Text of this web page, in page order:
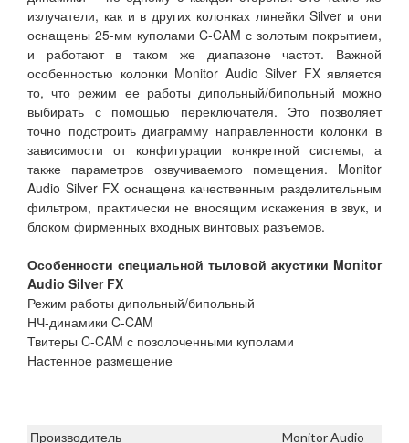
излучатели, как и в других колонках линейки Silver и они
оснащены 25-мм куполами C-CAM с золотым покрытием,
и работают в таком же диапазоне частот. Важной
особенностью колонки Monitor Audio Silver FX является
то, что режим ее работы дипольный/бипольный можно
выбирать с помощью переключателя. Это позволяет
точно подстроить диаграмму направленности колонки в
зависимости от конфигурации конкретной системы, а
также параметров озвучиваемого помещения. Monitor
Audio Silver FX оснащена качественным разделительным
фильтром, практически не вносящим искажения в звук, и
блоком фирменных входных винтовых разъемов.
Особенности специальной тыловой акустики Monitor
Audio Silver FX
Режим работы дипольный/бипольный
НЧ-динамики C-CAM
Твитеры C-CAM с позолоченными куполами
Настенное размещение
Производитель Monitor Audio